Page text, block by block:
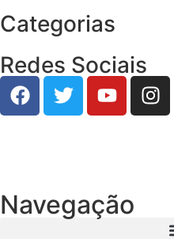
Categorias
Redes Sociais
Navegação